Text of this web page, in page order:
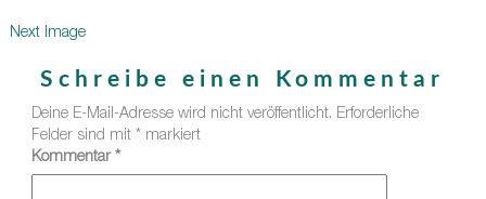
Next Image
Schreibe einen Kommentar
Deine E-Mail-Adresse wird nicht veröffentlicht. Erforderliche
Felder sind mit * markiert
Kommentar *